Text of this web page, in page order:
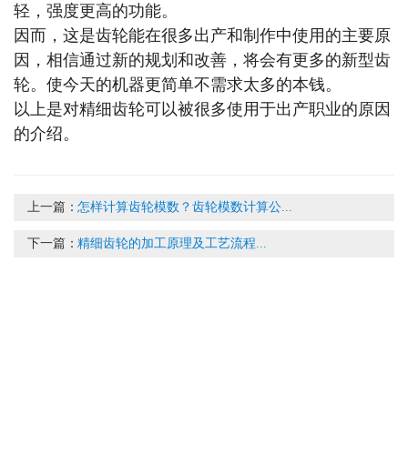
轻，强度更高的功能。
因而，这是齿轮能在很多出产和制作中使用的主要原
因，相信通过新的规划和改善，将会有更多的新型齿
轮。使今天的机器更简单不需求太多的本钱。
以上是对精细齿轮可以被很多使用于出产职业的原因
的介绍。
上一篇：怎样计算齿轮模数？齿轮模数计算公...
下一篇：精细齿轮的加工原理及工艺流程...